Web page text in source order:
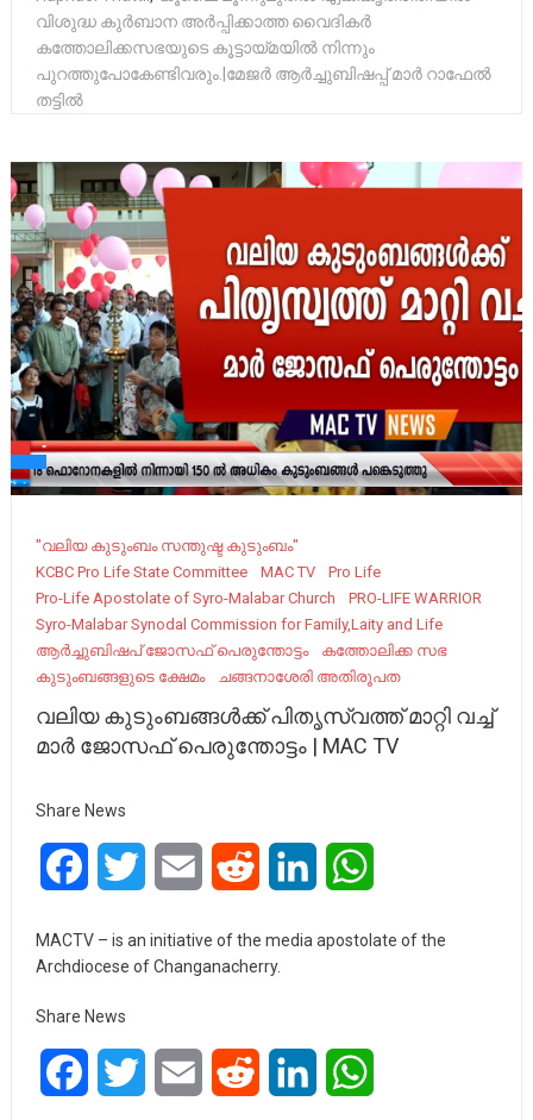
വിശുദ്ധ കുർബാന അർപ്പിക്കാത്ത വൈദികർ
കത്തോലിക്കസഭയുടെ കൂട്ടായ്മയിൽ നിന്നും
പുറത്തുപോകേണ്ടിവരും.|മേജർ ആർച്ചുബിഷപ്പ് മാർ റാഫേൽ
തട്ടിൽ
"വലിയ കുടുംബം സന്തുഷ്ട കുടുംബം"
KCBC Pro Life State Committee
MAC TV
Pro Life
Pro-Life Apostolate of Syro-Malabar Church
PRO-LIFE WARRIOR
Syro-Malabar Synodal Commission for Family,Laity and Life
ആർച്ചുബിഷപ് ജോസഫ് പെരുന്തോട്ടം
കത്തോലിക്ക സഭ
കുടുംബങ്ങളുടെ ക്ഷേമം
ചങ്ങനാശേരി അതിരൂപത
വലിയ കുടുംബങ്ങൾക്ക് പിതൃസ്വത്ത് മാറ്റി വച്ച്
മാർ ജോസഫ് പെരുന്തോട്ടം | MAC TV
Share News
FacebookTwitter Email Reddit LinkedIn
MACTV – is an initiative of the media apostolate of the
Archdiocese of Changanacherry.
Share News
FacebookTwitter Email Reddit LinkedIn